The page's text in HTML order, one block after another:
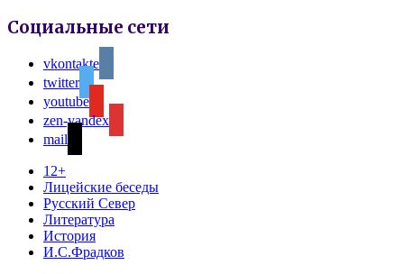
Социальные сети
vkontakte
twitter
youtube
zen-yandex
mail
12+
Лицейские беседы
Русский Север
Литература
История
И.С.Фрадков